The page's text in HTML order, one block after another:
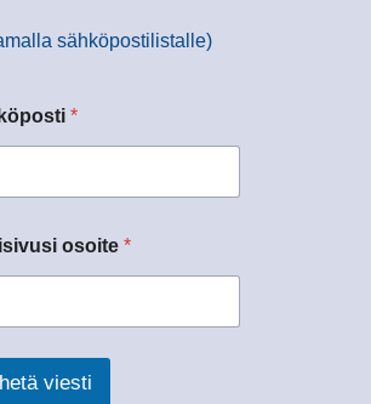
sähköpostilistalle)
*
osoite *
viesti